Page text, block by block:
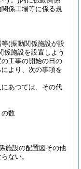
係工場等に係る規
等(振動関係施設が設
係施設を設置しよう
工事の開始の日の
より、次の事項を
あつては、その代
数
施設の配置図その他
ない。